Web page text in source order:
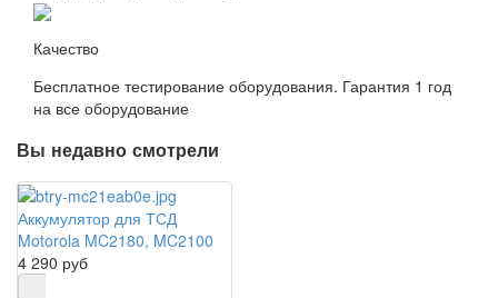
Качество
Бесплатное тестирование оборудования. Гарантия 1 год
на все оборудование
Вы недавно смотрели
Аккумулятор для ТСД
Motorola MC2180, MC2100
4 290 руб